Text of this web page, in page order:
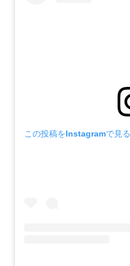
この投稿をInstagramで見る